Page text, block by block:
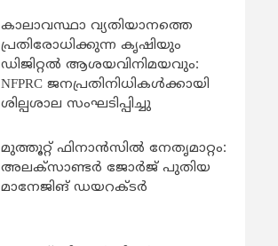
കാലാവസ്ഥാ വ്യതിയാനത്തെ
പ്രതിരോധിക്കുന്ന കൃഷിയും
ഡിജിറ്റൽ ആശയവിനിമയവും:
NFPRC ജനപ്രതിനിധികൾക്കായി
ശില്പശാല സംഘടിപ്പിച്ചു
മുത്തൂറ്റ് ഫിനാൻസിൽ നേതൃമാറ്റം:
അലക്സാണ്ടർ ജോർജ് പുതിയ
മാനേജിങ് ഡയറക്ടർ